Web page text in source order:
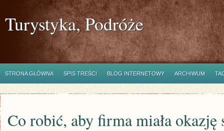
Turystyka, Podróże
STRONA GŁÓWNA SPIS TREŚCI BLOG INTERNETOWY ARCHIWUM
Co robić, aby firma miała okazję